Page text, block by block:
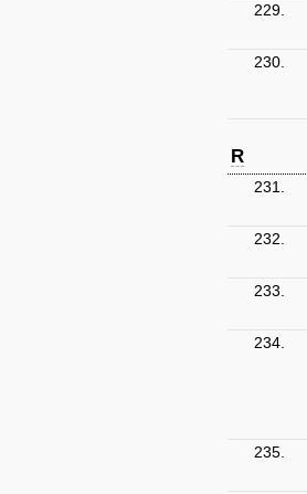
229.
230.
R
231.
232.
233.
234.
235.